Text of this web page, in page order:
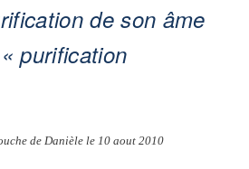
de son âme
purification
de Danièle le 10 aout 2010